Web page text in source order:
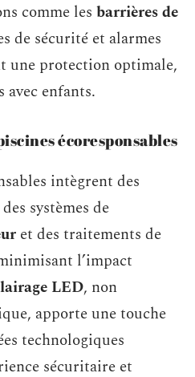
comme les barrières de
de sécurité et alarmes
une protection optimale,
enfants.
écoresponsables
intègrent des
systèmes de
et des traitements de
l’impact
LED, non
apporte une touche
technologiques
sécuritaire et